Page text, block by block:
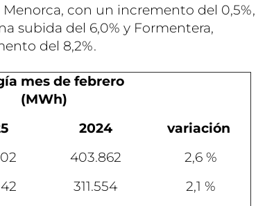
con un incremento del 0,5%,
subida del 6,0% y Formentera,
del 8,2%.
mes de febrero
(MWh)
2024
variación
403.862
2,6 %
311.554
2,1 %